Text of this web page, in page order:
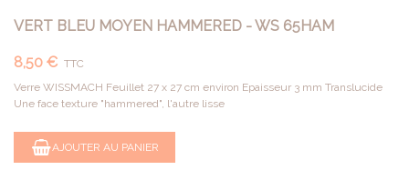
VERT BLEU MOYEN HAMMERED - WS 65HAM
8,50 € TTC
Verre WISSMACH Feuillet 27 x 27 cm environ Epaisseur 3 mm Translucide
Une face texture "hammered", l'autre lisse
AJOUTER AU PANIER